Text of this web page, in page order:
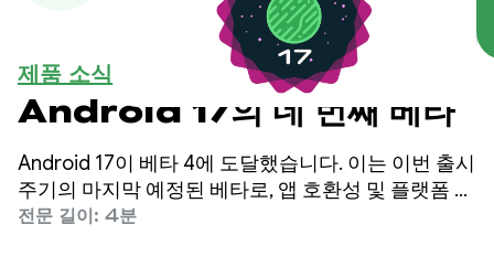
제품 소식
Android 17의 네 번째 베타
Android 17이 베타 4에 도달했습니다. 이는 이번 출시
주기의 마지막 예정된 베타로, 앱 호환성 및 플랫폼 안
정성에 중요한 주요 일정입니다.
전문 길이: 4분